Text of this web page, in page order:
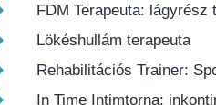
FDM Terapeuta:
Lökéshullám terapeuta
Rehabilitációs Trainer:
In Time Intimtorna: